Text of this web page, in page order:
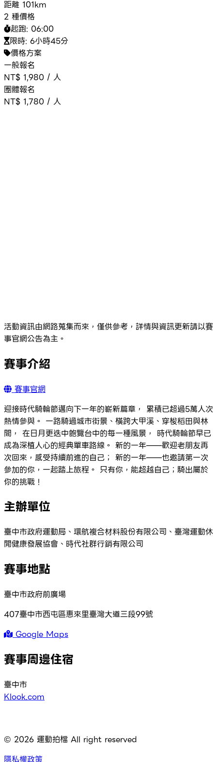
距離 101km
2 種價格
起跑: 06:00
限時: 6小時45分
價格方案
一般報名
NT$ 1,980 / 人
團體報名
NT$ 1,780 / 人
活動資訊由網路蒐集而來，僅供參考，詳情與資訊更新請以賽
事官網公告為主。
賽事介紹
賽事官網
迎接時代騎輪節邁向下一年的嶄新篇章， 累積已超過5萬人次
熱情參與。 一路騎過城市街景、橫跨大甲溪、穿梭稻田與林
間， 在日月更迭中飽覽台中的每一種風景， 時代騎輪節早已
成為深植人心的經典單車路線。 新的一年——歡迎老朋友再
次回來，感受持續前進的自己； 新的一年——也邀請第一次
參加的你，一起踏上旅程。 只有你，能超越自己；騎出屬於
你的挑戰！
主辦單位
臺中市政府運動局、環航複合材料股份有限公司、臺灣運動休
閒健康發展協會、時代社群行銷有限公司
賽事地點
臺中市政府前廣場
407臺中市西屯區惠來里臺灣大道三段99號
Google Maps
賽事周邊住宿
臺中市
Klook.com
© 2026 運動拍檔 All right reserved
隱私權政策